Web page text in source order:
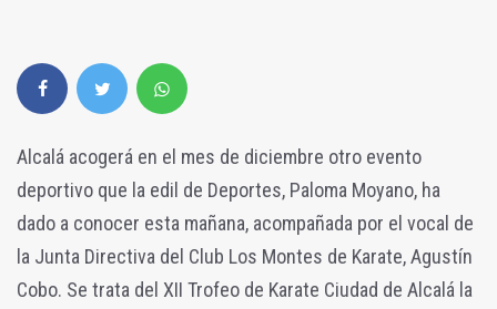
Alcalá acogerá en el mes de diciembre otro evento
deportivo que la edil de Deportes, Paloma Moyano, ha
dado a conocer esta mañana, acompañada por el vocal de
la Junta Directiva del Club Los Montes de Karate, Agustín
Cobo. Se trata del XII Trofeo de Karate Ciudad de Alcalá la